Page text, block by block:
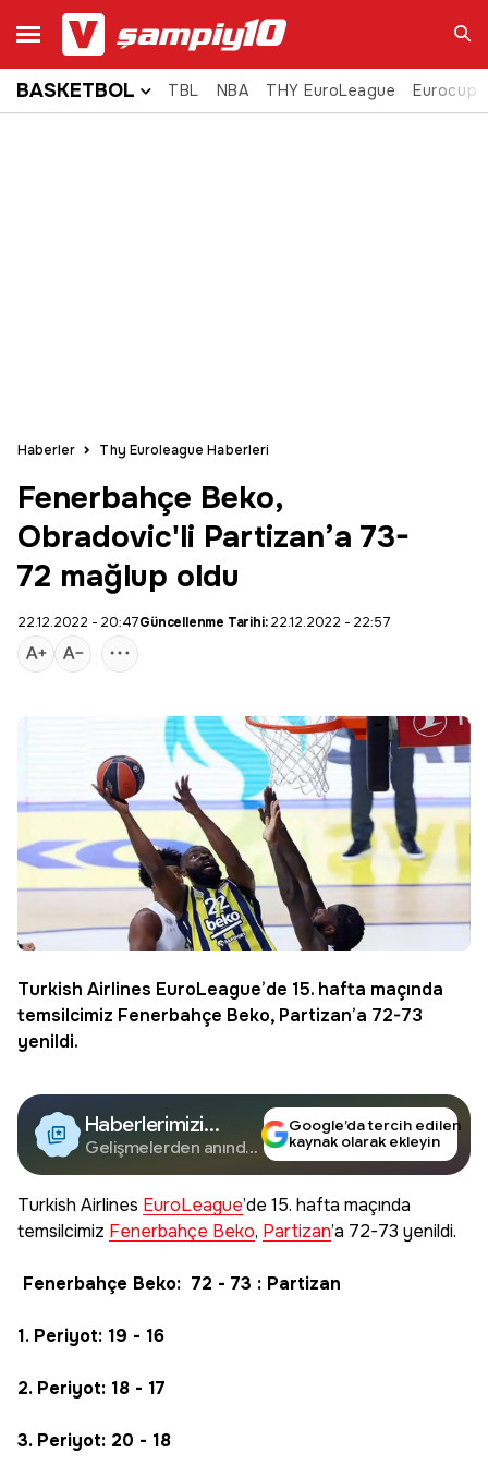
Ara
BASKETBOL TBL NBA THY EuroLeague Eurocup
Haberler Thy Euroleague Haberleri
Fenerbahçe Beko,
Obradovic'li Partizan’a 73-
72 mağlup oldu
22.12.2022 - 20:47Güncellenme Tarihi:22.12.2022 - 22:57
Turkish Airlines EuroLeague’de 15. hafta maçında
temsilcimiz Fenerbahçe Beko, Partizan’a 72-73
yenildi.
Haberlerimizi
Google'da Takip
Edin
Gelişmelerden anında
Google’da tercih edilen
kaynak olarak ekleyin
Turkish Airlines EuroLeague’de 15. hafta maçında
temsilcimiz Fenerbahçe Beko, Partizan’a 72-73 yenildi.
Fenerbahçe Beko: 72 - 73 : Partizan
1. Periyot: 19 - 16
2. Periyot: 18 - 17
3. Periyot: 20 - 18